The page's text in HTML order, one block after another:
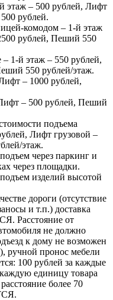
этаж – 500 рублей, Лифт
рублей.
комодом – 1-й этаж
рублей, Пеший 550
1-й этаж – 550 рублей,
550 рублей/этаж.
– 1000 рублей,
– 500 рублей, Пеший
подъема
Лифт грузовой –
этаж.
через паркинг и
через площадки.
изделий высотой
дороги (отсутствие
и т.п.) доставка
Расстояние от
не должно
к дому не возможен
ручной пронос мебели
100 рублей за каждые
единицу товара
более 70